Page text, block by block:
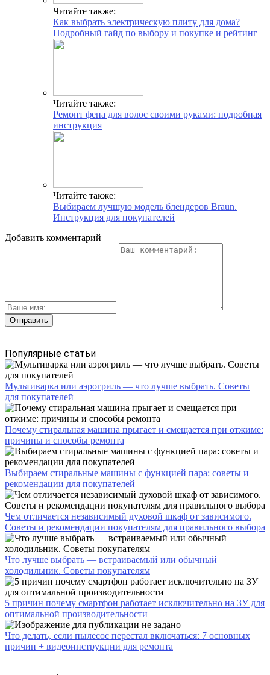
Читайте также:
Как выбрать электрическую плиту для дома?
Подробный гайд по выбору и покупке и рейтинг
Читайте также:
Ремонт фена для волос своими руками: подробная
инструкция
Читайте также:
Выбираем лучшую модель блендеров Braun.
Инструкция для покупателей
Добавить комментарий
Популярные статьи
Мультиварка или аэрогриль — что лучше выбрать. Советы
для покупателей
Почему стиральная машина прыгает и смещается при отжиме:
причины и способы ремонта
Выбираем стиральные машины с функцией пара: советы и
рекомендации для покупателей
Чем отличается независимый духовой шкаф от зависимого.
Советы и рекомендации покупателям для правильного выбора
Что лучше выбрать — встраиваемый или обычный
холодильник. Советы покупателям
5 причин почему смартфон работает исключительно на ЗУ для
оптимальной производительности
Что делать, если пылесос перестал включаться: 7 основных
причин + видеоинструкции для ремонта